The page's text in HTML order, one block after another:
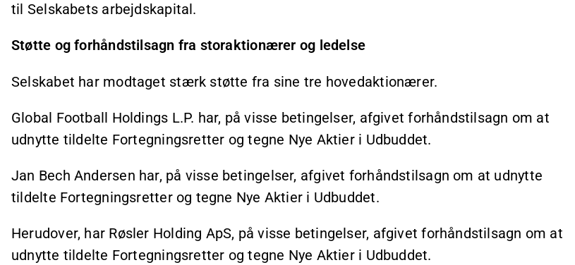
til Selskabets arbejdskapital.
Støtte og forhåndstilsagn fra storaktionærer og ledelse
Selskabet har modtaget stærk støtte fra sine tre hovedaktionærer.
Global Football Holdings L.P. har, på visse betingelser, afgivet forhåndstilsagn om at
udnytte tildelte Fortegningsretter og tegne Nye Aktier i Udbuddet.
Jan Bech Andersen har, på visse betingelser, afgivet forhåndstilsagn om at udnytte
tildelte Fortegningsretter og tegne Nye Aktier i Udbuddet.
Herudover, har Røsler Holding ApS, på visse betingelser, afgivet forhåndstilsagn om at
udnytte tildelte Fortegningsretter og tegne Nye Aktier i Udbuddet.